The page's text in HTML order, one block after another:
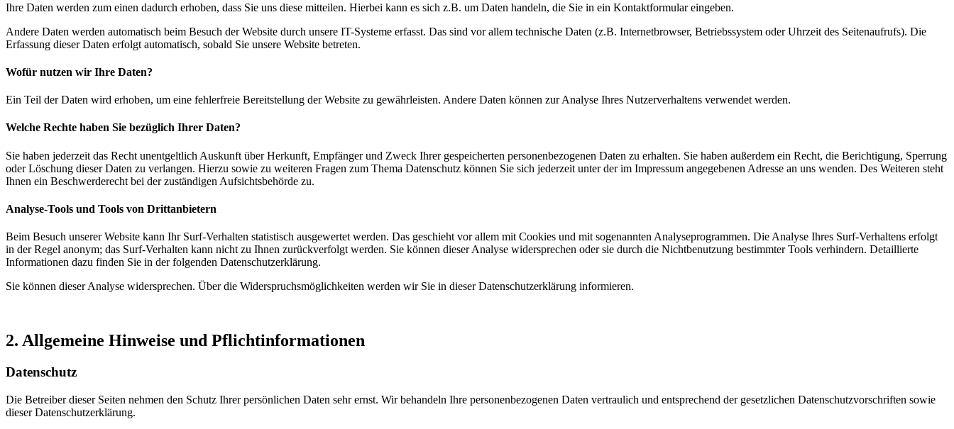
Ihre Daten werden zum einen dadurch erhoben, dass Sie uns diese mitteilen. Hierbei kann es sich z.B. um Daten handeln, die Sie in ein Kontaktformular eingeben.
Andere Daten werden automatisch beim Besuch der Website durch unsere IT-Systeme erfasst. Das sind vor allem technische Daten (z.B. Internetbrowser, Betriebssystem oder Uhrzeit des Seitenaufrufs). Die
Erfassung dieser Daten erfolgt automatisch, sobald Sie unsere Website betreten.
Wofür nutzen wir Ihre Daten?
Ein Teil der Daten wird erhoben, um eine fehlerfreie Bereitstellung der Website zu gewährleisten. Andere Daten können zur Analyse Ihres Nutzerverhaltens verwendet werden.
Welche Rechte haben Sie bezüglich Ihrer Daten?
Sie haben jederzeit das Recht unentgeltlich Auskunft über Herkunft, Empfänger und Zweck Ihrer gespeicherten personenbezogenen Daten zu erhalten. Sie haben außerdem ein Recht, die Berichtigung, Sperrung
oder Löschung dieser Daten zu verlangen. Hierzu sowie zu weiteren Fragen zum Thema Datenschutz können Sie sich jederzeit unter der im Impressum angegebenen Adresse an uns wenden. Des Weiteren steht
Ihnen ein Beschwerderecht bei der zuständigen Aufsichtsbehörde zu.
Analyse-Tools und Tools von Drittanbietern
Beim Besuch unserer Website kann Ihr Surf-Verhalten statistisch ausgewertet werden. Das geschieht vor allem mit Cookies und mit sogenannten Analyseprogrammen. Die Analyse Ihres Surf-Verhaltens erfolgt
in der Regel anonym; das Surf-Verhalten kann nicht zu Ihnen zurückverfolgt werden. Sie können dieser Analyse widersprechen oder sie durch die Nichtbenutzung bestimmter Tools verhindern. Detaillierte
Informationen dazu finden Sie in der folgenden Datenschutzerklärung.
Sie können dieser Analyse widersprechen. Über die Widerspruchsmöglichkeiten werden wir Sie in dieser Datenschutzerklärung informieren.
2. Allgemeine Hinweise und Pflichtinformationen
Datenschutz
Die Betreiber dieser Seiten nehmen den Schutz Ihrer persönlichen Daten sehr ernst. Wir behandeln Ihre personenbezogenen Daten vertraulich und entsprechend der gesetzlichen Datenschutzvorschriften sowie
dieser Datenschutzerklärung.